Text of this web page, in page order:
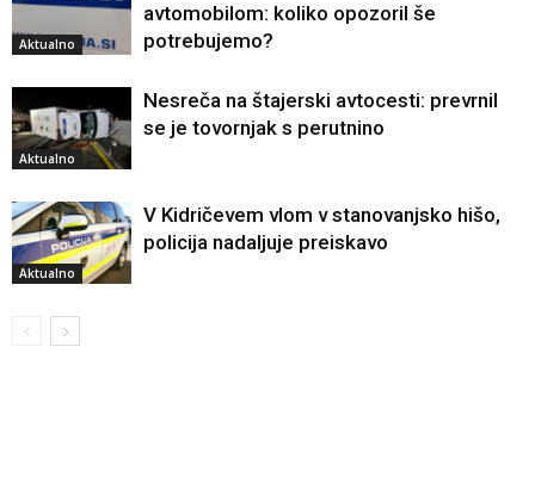
Aktualno
avtomobilom: koliko opozoril še
potrebujemo?
Aktualno
Nesreča na štajerski avtocesti: prevrnil
se je tovornjak s perutnino
Aktualno
V Kidričevem vlom v stanovanjsko hišo,
policija nadaljuje preiskavo